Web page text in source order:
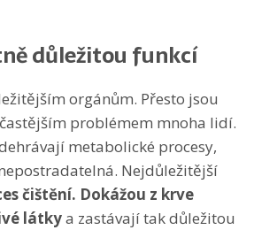
důležitou funkcí
orgánům. Přesto jsou
problémem mnoha lidí.
metabolické procesy,
Nejdůležitější
čištění. Dokážou z krve
látkya zastávají tak důležitou